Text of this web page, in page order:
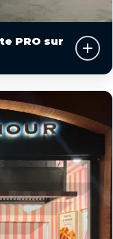
PRO sur